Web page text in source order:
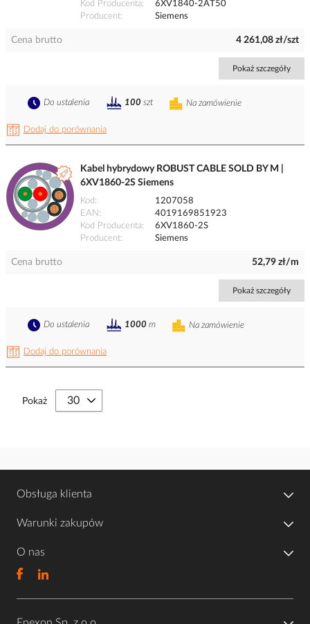
Kod Producenta
6XV1840-2AT50
Producent
Siemens
Cena brutto 4 261,08 zł/szt
Pokaż szczegóły
Dodaj do porównania
Na zamówienie
Do ustalenia 100 szt
Kabel hybrydowy ROBUST CABLE SOLD BY M |
6XV1860-2S Siemens
Kod
1207058
EAN
4019169851923
Kod Producenta
6XV1860-2S
Producent
Siemens
Cena brutto 52,79 zł/m
Pokaż szczegóły
Dodaj do porównania
Na zamówienie
Do ustalenia 1000 m
Pokaż
Obsługa klienta
Warunki zakupów
O nas